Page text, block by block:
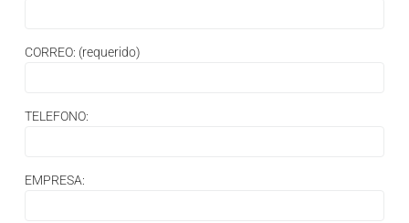
CORREO: (requerido)
TELEFONO:
EMPRESA: